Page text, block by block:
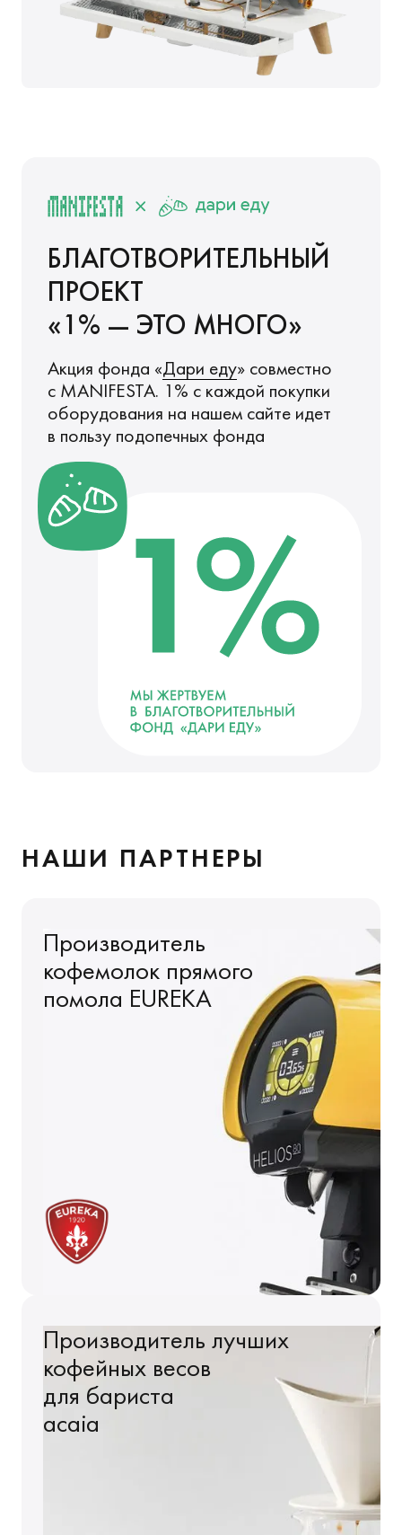
БЛАГОТВОРИТЕЛЬНЫЙ
ПРОЕКТ
1% — ЭТО МНОГО
Акция фонда «Дари еду» совместно
с MANIFESTA. 1% c каждой покупки
оборудования на нашем сайте идет
в пользу подопечных фонда
НАШИ ПАРТНЕРЫ
Производитель
кофемолокпрямого
помола EUREKA
Производитель лучших
кофейныхвесов
для бариста
acaia